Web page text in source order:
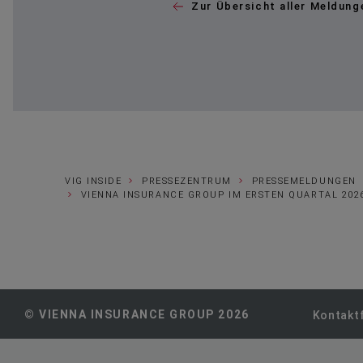
Zur Übersicht aller
VIG INSIDE PRESSEZENTRUM
PRESSEMELDUNGEN
VIENNA INSURANCE GROUP IM ERSTEN QUARTAL
© VIENNA INSURANCE GROUP 2026